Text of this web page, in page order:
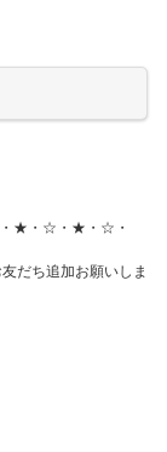
★・☆・★・☆・
だち追加お願いしま